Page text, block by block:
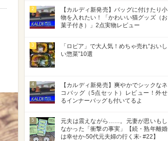
2
【カルディ新発売】バッグに付けたり小
物を入れたい！「かわいい猫グッズ（お
菓子付き）」2点実物レビュー
3
「ロピア」で大人気！めちゃ売れ“おいし
い惣菜”10選
4
【カルディ新発売】爽やかでシックなネ
コバッグ（5点セット）レビュー！外せ
るインナーバッグも付いてるよ
5
元夫は震えながら……。元妻が思いもし
なかった「衝撃の事実」【続・熟年離婚
は幸せか-50代元夫婦の行く末- #22】